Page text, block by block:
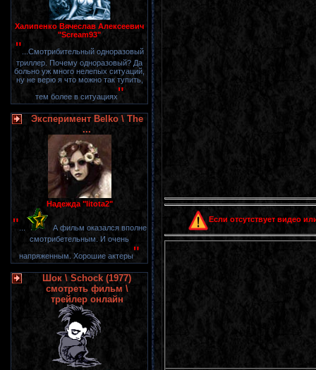
Халипенко Вячеслав Алексеевич
"Scream93"
" ...Смотрибительный одноразовый
триллер. Почему одноразовый? Да
больно уж много нелепых ситуаций,
ну не верю я что можно так тупить,
тем более в ситуациях"
Эксперимент Belko \ The
...
Надежда "litota2"
"
А фильм оказался вполне
смотрибетельным. И очень
напряженным. Хорошие актеры"
Шок \ Schock (1977)
смотреть фильм \
трейлер онлайн
Если отсутствует видео